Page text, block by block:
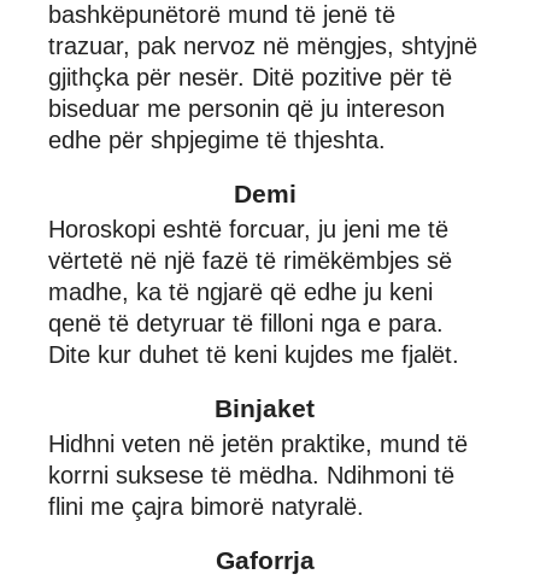
bashkëpunëtorë mund të jenë të
trazuar, pak nervoz në mëngjes, shtyjnë
gjithçka për nesër. Ditë pozitive për të
biseduar me personin që ju intereson
edhe për shpjegime të thjeshta.
Demi
Horoskopi eshtë forcuar, ju jeni me të
vërtetë në një fazë të rimëkëmbjes së
madhe, ka të ngjarë që edhe ju keni
qenë të detyruar të filloni nga e para.
Dite kur duhet të keni kujdes me fjalët.
Binjaket
Hidhni veten në jetën praktike, mund të
korrni suksese të mëdha. Ndihmoni të
flini me çajra bimorë natyralë.
Gaforrja